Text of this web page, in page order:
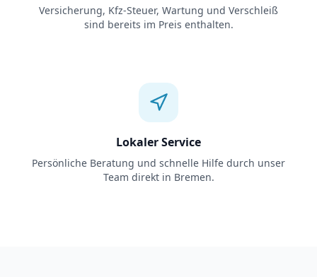
Versicherung, Kfz-Steuer, Wartung und Verschleiß
sind bereits im Preis enthalten.
Lokaler Service
Persönliche Beratung und schnelle Hilfe durch unser
Team direkt in Bremen.